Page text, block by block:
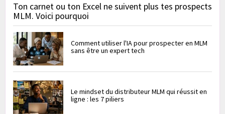
Ton carnet ou ton Excel ne suivent plus tes prospects
MLM. Voici pourquoi
Comment utiliser l'IA pour prospecter en MLM
sans être un expert tech
Le mindset du distributeur MLM qui réussit en
ligne : les 7 piliers